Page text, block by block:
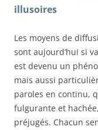
illusoires
Les moyens de
sont aujourd’hui si
est devenu un
mais aussi
paroles en continu,
fulgurante et hachée,
préjugés. Chacun